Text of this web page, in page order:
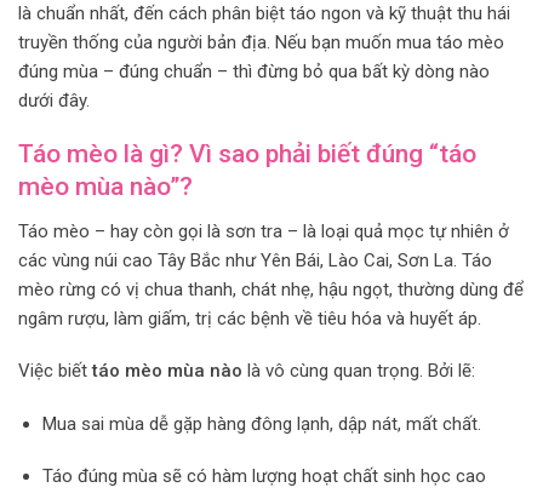
là chuẩn nhất, đến cách phân biệt táo ngon và kỹ thuật thu hái
truyền thống của người bản địa. Nếu bạn muốn mua táo mèo
đúng mùa – đúng chuẩn – thì đừng bỏ qua bất kỳ dòng nào
dưới đây.
Táo mèo là gì? Vì sao phải biết đúng “táo
mèo mùa nào”?
Táo mèo – hay còn gọi là sơn tra – là loại quả mọc tự nhiên ở
các vùng núi cao Tây Bắc như Yên Bái, Lào Cai, Sơn La. Táo
mèo rừng có vị chua thanh, chát nhẹ, hậu ngọt, thường dùng để
ngâm rượu, làm giấm, trị các bệnh về tiêu hóa và huyết áp.
Việc biếttáo mèo mùa nào là vô cùng quan trọng. Bởi lẽ:
Mua sai mùa dễ gặp hàng đông lạnh, dập nát, mất chất.
Táo đúng mùa sẽ có hàm lượng hoạt chất sinh học cao